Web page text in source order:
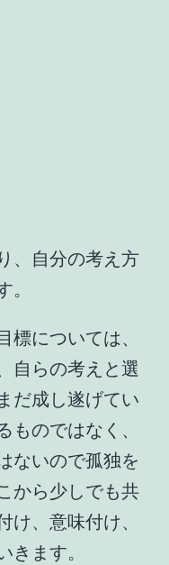
、自分の考え方
標については、
自らの考えと選
だ成し遂げてい
ものではなく、
ないので孤独を
から少しでも共
け、意味付け、
きます。